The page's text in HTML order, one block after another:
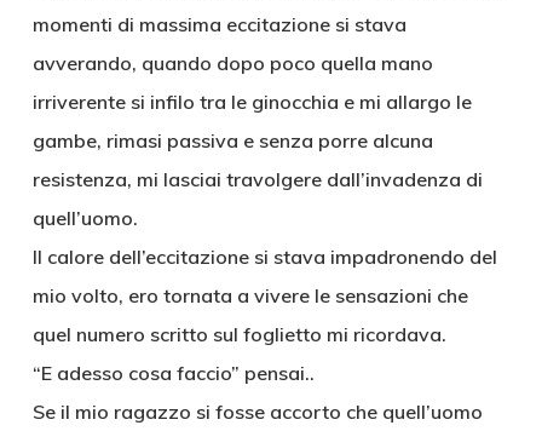
momenti di massima eccitazione si stava
avverando, quando dopo poco quella mano
irriverente si infilo tra le ginocchia e mi allargo le
gambe, rimasi passiva e senza porre alcuna
resistenza, mi lasciai travolgere dall’invadenza di
quell’uomo.
Il calore dell’eccitazione si stava impadronendo del
mio volto, ero tornata a vivere le sensazioni che
quel numero scritto sul foglietto mi ricordava.
“E adesso cosa faccio” pensai..
Se il mio ragazzo si fosse accorto che quell’uomo